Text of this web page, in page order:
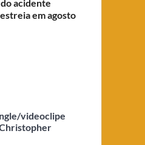
acidente
em agosto
videoclipe
Christopher